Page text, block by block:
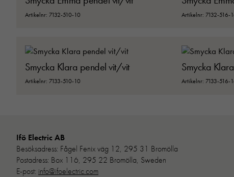
Artikelnr: 7132-510-10 Artikelnr: 7132-516-
Smycka Klara pendel vit/vit
Artikelnr: 7133-510-10
Smycka
Artikelnr: 7133-516-
Ifö Electric AB
Besöksadress: Fågel Fenix väg 12, 295 31 Bromölla
Postadress: Box 116, 295 22 Bromölla, Sweden
E-post: info@ifoelectric.com